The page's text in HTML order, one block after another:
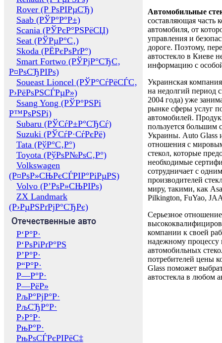
Rover (Р РѕРІРµСЂ)
Saab (РЎР°Р°Р±)
Scania (РЎРєР°РЅРёСЏ)
Seat (РЎРµР°С‚)
Skoda (РЁРєРѕРґР°)
Smart Fortwo (РЎРјР°СЂС‚
Р¤РѕСЂРІРѕ)
Soueast Lioncel (РЎР°СѓРёСЃС‚
Р›РёРѕРЅСЃРµР»)
Ssang Yong (РЎР°РЅРі
Р™РѕРЅРі)
Subaru (РЎСѓР±Р°СЂСѓ)
Suzuki (РЎСѓР·СѓРєРё)
Tata (РўР°С‚Р°)
Toyota (РўРѕР№РѕС‚Р°)
Volkswagen
(Р¤РѕР»СЊРєСЃРІР°РіРµРЅ)
Volvo (Р’РѕР»СЊРІРѕ)
ZX Landmark
(Р›РµРЅРґРјР°СЂРє)
Отечественные авто
Р‘Р°Р·
Р‘РѕРіРґР°РЅ
Р’Р°Р·
Р“Р°Р·
Р—Р°Р·
Р—РёР»
РљР°РјР°Р·
РљСЂР°Р·
Р›Р°Р·
РњР°Р·
РњРѕСЃРєРІРёС‡
Автомобильные
составляющая часть
автомобиля, от
управления и
дороге. Поэтому,
автостекло в Киеве
информацию с
Украинская
на недолгий период
2004 года) уже
рынке сферы услуг
автомобилей.
пользуется большим
Украины. Auto Glass
отношения с
стекол, которые
необходимые
сотрудничает с
производителей
миру, такими, как
Pilkington, FuYao,
Серьезное отношение
компании к своей
надежному процессу
автомобильных
потребителей цены
Glass поможет
автостекла в любом